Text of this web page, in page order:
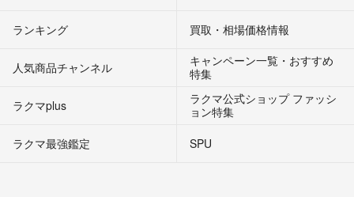
ランキング 買取・相場価格情報
人気商品チャンネル
キャンペーン一覧・おすすめ
特集
ラクマplus
ラクマ公式ショップ ファッシ
ョン特集
ラクマ最強鑑定
SPU